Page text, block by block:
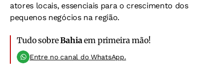
atores locais, essenciais para o crescimento dos
pequenos negócios na região.
Tudo sobreBahiaem primeira mão!
Entre no canal do WhatsApp.